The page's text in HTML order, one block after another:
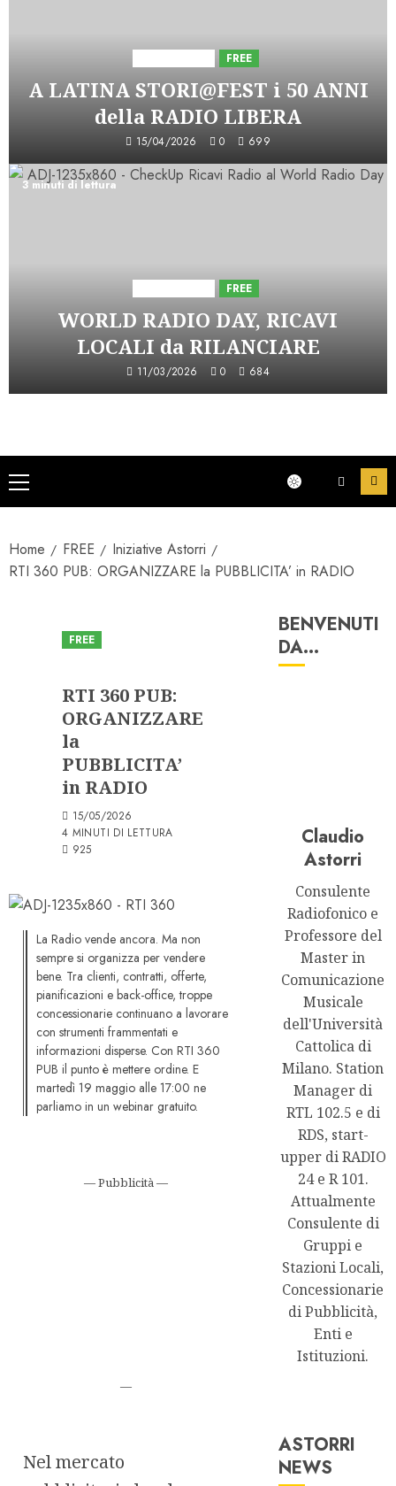
FREE
A LATINA STORI@FEST i 50 ANNI
della RADIO LIBERA
15/04/2026 0 699
3 minuti di lettura
FREE
WORLD RADIO DAY, RICAVI
LOCALI da RILANCIARE
11/03/2026 0 684
Menu
principale
Home FREE
Iniziative Astorri
RTI 360 PUB: ORGANIZZARE la PUBBLICITA’ in RADIO
FREE
RTI 360 PUB:
ORGANIZZARE
la
PUBBLICITA’
in RADIO
15/05/2026
4 MINUTI DI LETTURA
925
La Radio vende ancora. Ma non
sempre si organizza per vendere
bene. Tra clienti, contratti, offerte,
pianificazioni e back-office, troppe
concessionarie continuano a lavorare
con strumenti frammentati e
informazioni disperse. Con RTI 360
PUB il punto è mettere ordine. E
martedì 19 maggio alle 17:00 ne
parliamo in un webinar gratuito.
— Pubblicità —
—
Nel mercato
BENVENUTI
DA…
Claudio
Astorri
Consulente
Radiofonico e
Professore del
Master in
Comunicazione
Musicale
dell'Università
Cattolica di
Milano. Station
Manager di
RTL 102.5 e di
RDS, start-
upper di RADIO
24 e R 101.
Attualmente
Consulente di
Gruppi e
Stazioni Locali,
Concessionarie
di Pubblicità,
Enti e
Istituzioni.
ASTORRI
NEWSAstorri News